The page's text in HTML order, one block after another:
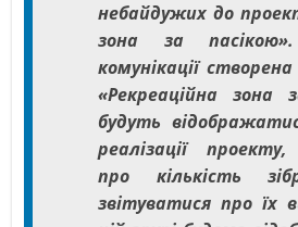
небайдужих до
зона за
комунікації
«Рекреаційна зона
будуть
реалізації
про кількість
звітуватися про їх